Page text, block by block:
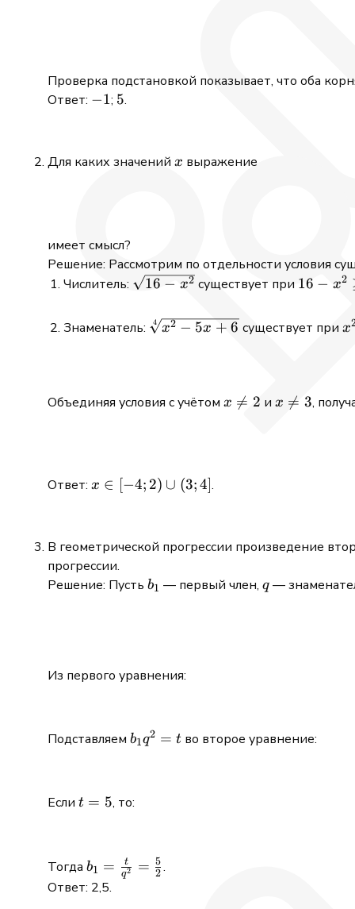
Проверка подстановкой показывает, что оба
Ответ: -1
−1; 5
5.
Для каких значений x
x выражение
имеет смысл?
Решение: Рассмотрим по отдельности условия
Числитель: \sqrt{16
16 − x2 существует при 16 - x^2
16 − x2
Знаменатель: \sqrt[4]
4 x2 − 5x + 6 существует при
>
x
Объединяя условия с учётом x
x 
= 2 и x
x 
= 3,
Ответ: x
\cup
(3;
4]
x ∈ [−4; 2) ∪ (3;4].
В геометрической прогрессии произведение
прогрессии.
Решение: Пусть b_1
b1 — первый член, q
q—
Из первого уравнения:
Подставляем b_1
b1q2 = t во второе уравнение:
Если t
t = 5, то:
Тогда b_1 =
\frac{t}
b1 = q2
t = 2
5.
Ответ: 2,5.